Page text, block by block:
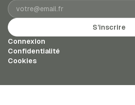
Adresse e-mail
S’inscrire
Connexion
Confidentialité
Cookies